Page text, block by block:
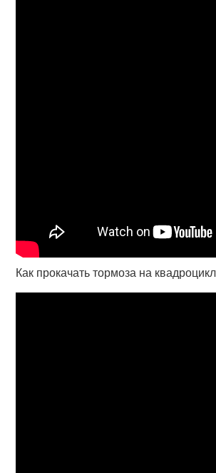
Как прокачать тормоза на